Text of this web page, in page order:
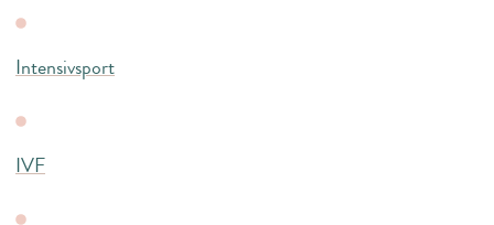
Intensivsport
IVF